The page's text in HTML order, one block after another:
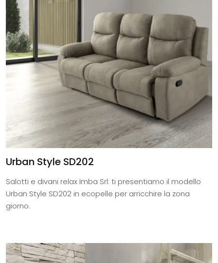
Urban Style SD202
Salotti e divani relax Imba Srl: ti presentiamo il modello
Urban Style SD202 in ecopelle per arricchire la zona
giorno.